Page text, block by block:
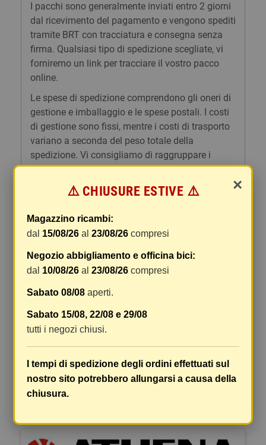
I pacchi sono generalmente inviati entro 2 giorni
dal ricevimento del pagamento e vengono spediti
tramite BRT con tracciatura e consegna senza
firma. Qualsiasi tipo di spedizione scegliate, vi
forniremo un link per tracciare il vostro pacco
online.
Le spese di spedizione comprendono gli oneri di
gestione e imballaggio e le spese postali. I costi
di gestione sono fissi, mentre i costi di trasporto
variano a seconda del peso totale della
spedizione. Vi consigliamo di raggruppare i
vostri articoli in un unico ordine. Non ci è
possibile raggruppare due ordini distinti
effettuati separatamente, pertanto le spese di
essi. Il vostro pacco sarà inviato a vostro rischio,
ma viene prestata un'attenzione particolare in
caso di oggetti fragili.
Le scatole hanno dimensioni adeguatamente
ampie e i vostri articoli son ben protetti.
Ancora nessuna recensione da parte degli utenti.
×
⚠️ CHIUSURE ESTIVE ⚠️
Magazzino ricambi:
dal 15/08/26 al23/08/26 compresi
Negozio abbigliamento e officina bici:
dal 10/08/26 al23/08/26 compresi
Sabato 08/08 aperti.
Sabato 15/08, 22/08 e 29/08
tutti i negozi chiusi.
I tempi di spedizione degli ordini effettuati sul
nostro sito potrebbero allungarsi a causa della
chiusura.